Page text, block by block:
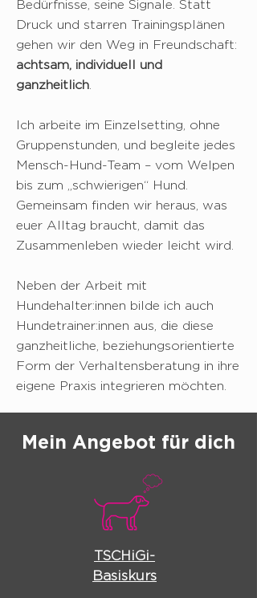
Bedürfnisse, seine Signale. Statt
Druck und starren Trainingsplänen
gehen wir den Weg in Freundschaft:
achtsam, individuell und
ganzheitlich
Ich arbeite im Einzelsetting, ohne
Gruppenstunden, und begleite jedes
Mensch-Hund-Team – vom Welpen
bis zum „schwierigen“ Hund.
Gemeinsam finden wir heraus, was
euer Alltag braucht, damit das
Zusammenleben wieder leicht wird.
Neben der Arbeit mit
Hundehalter:innen bilde ich auch
Hundetrainer:innen aus, die diese
ganzheitliche, beziehungsorientierte
Form der Verhaltensberatung in ihre
eigene Praxis integrieren möchten.
Mein Angebot für dich
TSCHiGi-
Basiskurs